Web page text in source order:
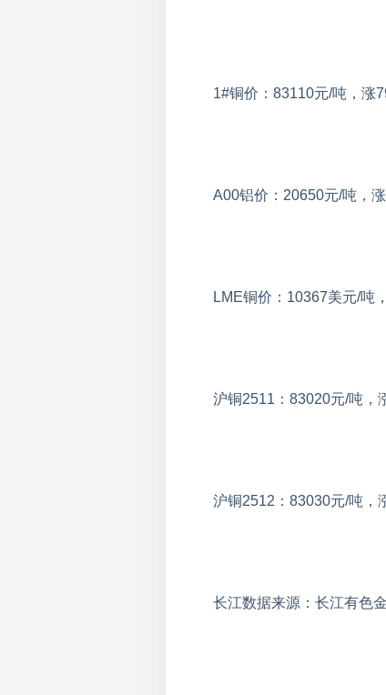
1#铜价：83110元/吨，涨
A00铝价：20650元/吨，
LME铜价：10367美元/吨
沪铜2511：83020元/吨，
沪铜2512：83030元/吨，
长江数据来源：长江有色